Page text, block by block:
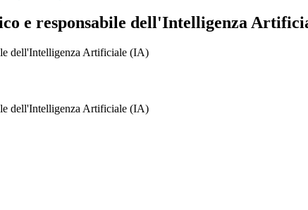
e responsabile dell'Intelligenza
dell'Intelligenza Artificiale (IA)
dell'Intelligenza Artificiale (IA)